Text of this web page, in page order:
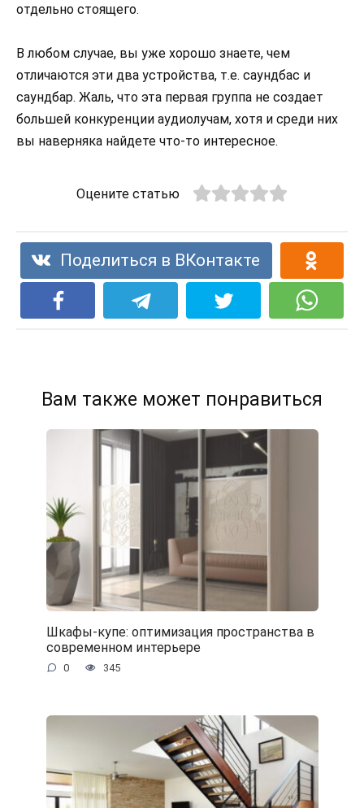
отдельно стоящего.
В любом случае, вы уже хорошо знаете, чем
отличаются эти два устройства, т.е. саундбас и
саундбар. Жаль, что эта первая группа не создает
большей конкуренции аудиолучам, хотя и среди них
вы наверняка найдете что-то интересное.
Оцените статью
Поделиться в ВКонтакте
Вам также может понравиться
Шкафы-купе: оптимизация пространства в
современном интерьере
0 345